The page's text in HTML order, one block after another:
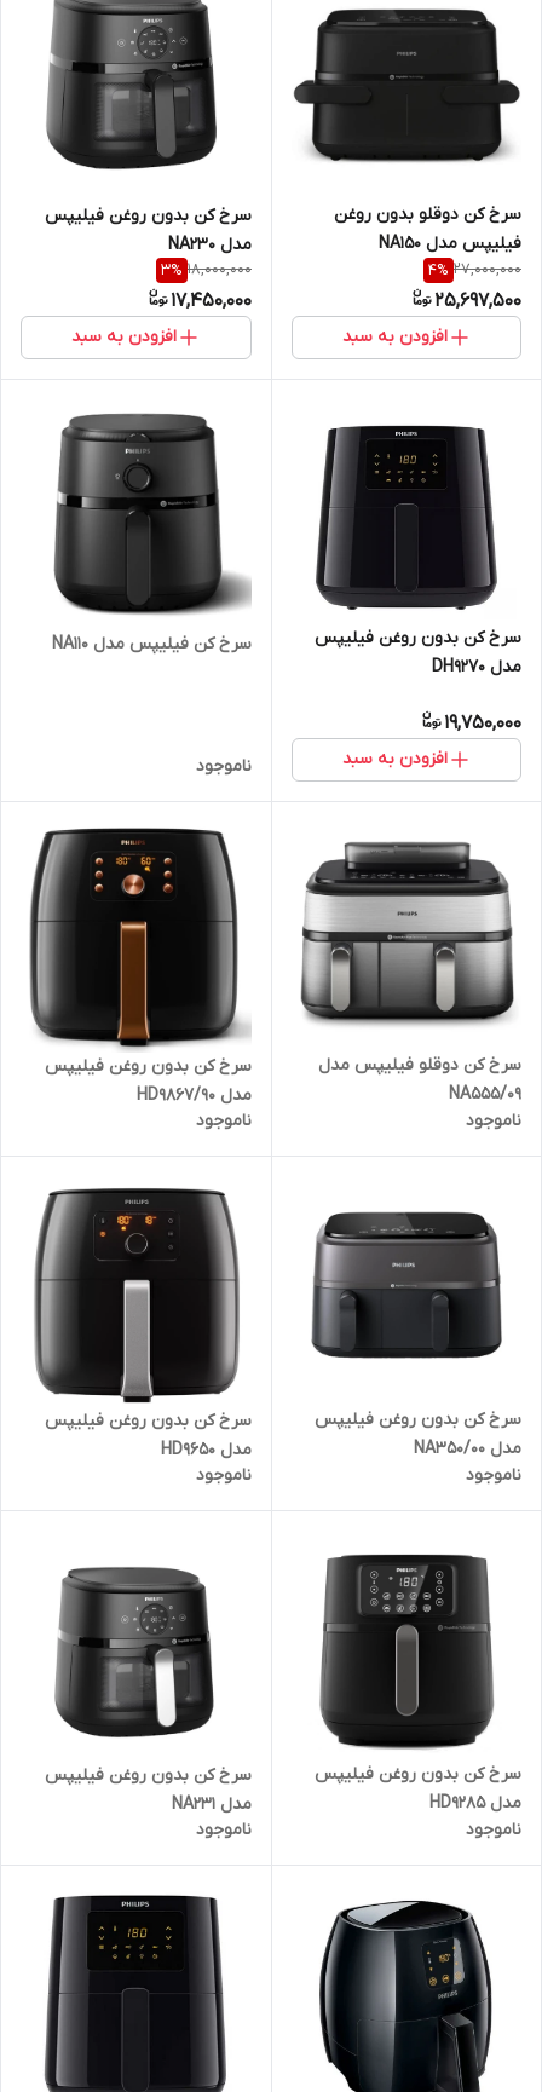
سرخ کن دوقلو بدون روغن
فیلیپس مدل NA150
27,000,000
4%
25,697,500
افزودن به سبد
سرخ کن بدون روغن فیلیپس
مدل NA230
18,000,000
3%
17,450,000
افزودن به سبد
سرخ کن بدون روغن فیلیپس
مدل DH9270
19,750,000
افزودن به سبد
سرخ کن فیلیپس مدل NA110
ناموجود
سرخ کن دوقلو فیلیپس مدل
NA555/09
ناموجود
سرخ کن بدون روغن فیلیپس
مدل HD9867/90
ناموجود
سرخ کن بدون روغن فیلیپس
مدل NA350/00
ناموجود
سرخ کن بدون روغن فیلیپس
مدل HD9650
ناموجود
سرخ کن بدون روغن فیلیپس
مدل HD9285
ناموجود
سرخ کن بدون روغن فیلیپس
مدل NA231
ناموجود